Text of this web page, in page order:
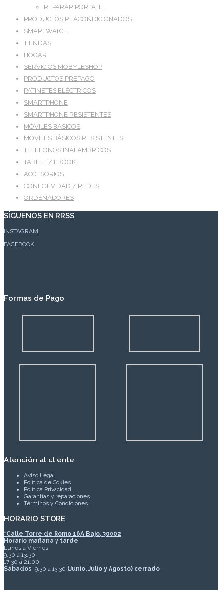
REPARAR PORTATIL
PRODUCTOS REACONDICIONADOS
SMARTWATCH
TIENDAS
HOGAR
SERVICIOS MOBYLESHOP
PRODUCTOS PREPAGO
PATINETES ELÉCTRICOS
SMARTPHONE
SMARTPHONE RESISTENTES
MÓVILES BÁSICOS
MÓVILES BÁSICOS RESISTENTES
TELEFONOS INALAMBRICOS
TABLET / EBOOK
ACCESORIOS
CONECTIVIDAD / REDES
ORDENADORES
SÍGUENOS EN RRSS
INSTAGRAM
FACEBOOK
Formas de Pago
Atención al cliente
Aviso Legal
Política de Cokies
Política Privacidad
Garantías y reparaciones
Términos y Condiciones
HORARIO STORE
*Calle Torre de Romo 16A Bajo, 30002
Horario mañana y tarde
Lunes a Viernes
9:30 a 13:30
17:30 a 21:00
Sábados 9:30 a 13:30 (Junio, Julio y Agosto) cerrado